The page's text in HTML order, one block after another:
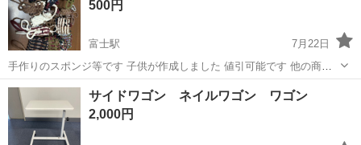
なくなるこ...
500円
富士駅
7月22日
手作りのスポンジ等です 子供が作成しました 値引可能です 他の商品
とセットであれば大幅な値下げをしますので宜しくお願いします
静岡 富士市 富士駅 その他
サイドワゴン ネイルワゴン ワゴン
2,000円